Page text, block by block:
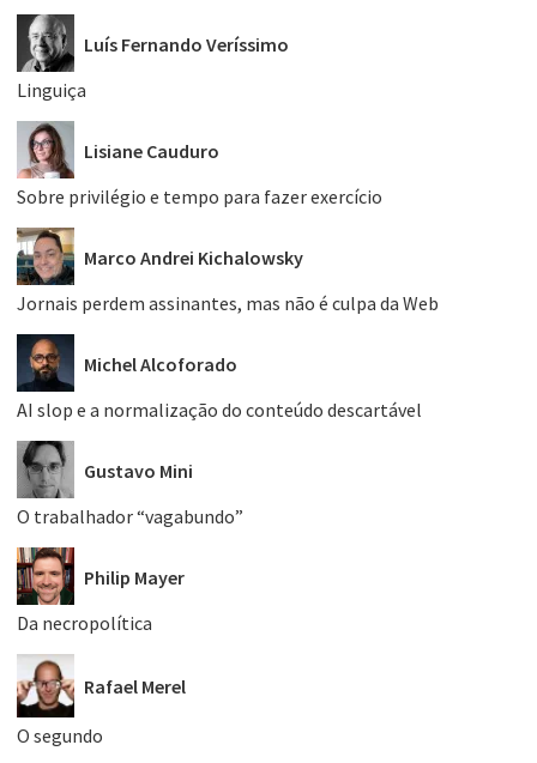
Luís Fernando Veríssimo
Linguiça
Lisiane Cauduro
Sobre privilégio e tempo para fazer exercício
Marco Andrei Kichalowsky
Jornais perdem assinantes, mas não é culpa da Web
Michel Alcoforado
AI slop e a normalização do conteúdo descartável
Gustavo Mini
O trabalhador “vagabundo”
Philip Mayer
Da necropolítica
Rafael Merel
O segundo